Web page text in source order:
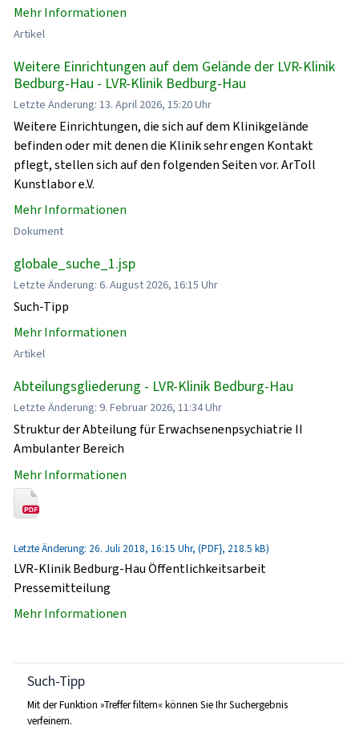
Mehr Informationen
Artikel
Weitere Einrichtungen auf dem Gelände der LVR-Klinik
Bedburg-Hau - LVR-Klinik Bedburg-Hau
Letzte Änderung: 13. April 2026, 15:20 Uhr
Weitere Einrichtungen, die sich auf dem Klinikgelände
befinden oder mit denen die Klinik sehr engen Kontakt
pflegt, stellen sich auf den folgenden Seiten vor. ArToll
Kunstlabor e.V.
Mehr Informationen
Dokument
globale_suche_1.jsp
Letzte Änderung: 6. August 2026, 16:15 Uhr
Such-Tipp
Mehr Informationen
Artikel
Abteilungsgliederung - LVR-Klinik Bedburg-Hau
Letzte Änderung: 9. Februar 2026, 11:34 Uhr
Struktur der Abteilung für Erwachsenenpsychiatrie II
Ambulanter Bereich
Mehr Informationen
Letzte Änderung: 26. Juli 2018, 16:15 Uhr, (PDF}, 218.5 kB)
LVR-Klinik Bedburg-Hau Öffentlichkeitsarbeit
Pressemitteilung
Mehr Informationen
Such-Tipp
Mit der Funktion »Treffer filtern« können Sie Ihr Suchergebnis
verfeinern.